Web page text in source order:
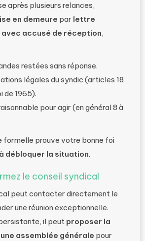
après plusieurs relances,
en demeure par lettre
accusé de réception,
restées sans réponse.
légales du syndic (articles 18
de 1965).
pour agir (en général 8 à
formelle prouve votre bonne foi
débloquer la situation.
le conseil syndical
peut contacter directement le
une réunion exceptionnelle.
il peut proposer la
assemblée générale pour